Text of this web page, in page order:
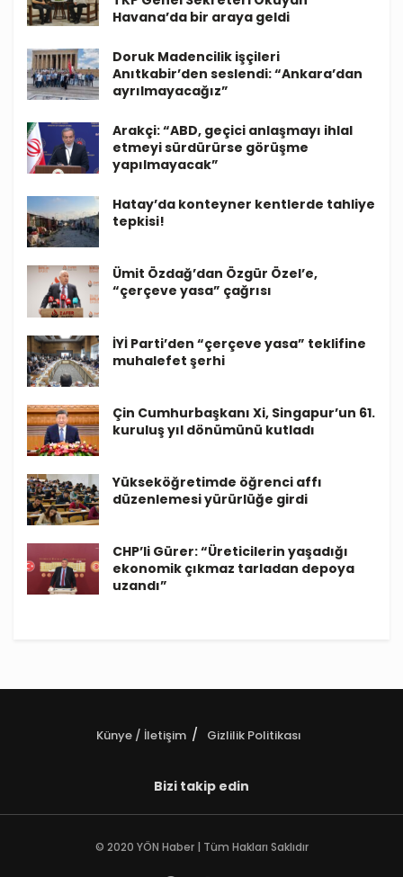
Havana’da bir araya geldi
Doruk Madencilik işçileri
Anıtkabir’den seslendi: “Ankara’dan
ayrılmayacağız”
Arakçi: “ABD, geçici anlaşmayı ihlal
etmeyi sürdürürse görüşme
yapılmayacak”
Hatay’da konteyner kentlerde tahliye
tepkisi!
Ümit Özdağ’dan Özgür Özel’e,
“çerçeve yasa” çağrısı
İYİ Parti’den “çerçeve yasa” teklifine
muhalefet şerhi
Çin Cumhurbaşkanı Xi, Singapur’un 61.
kuruluş yıl dönümünü kutladı
Yükseköğretimde öğrenci affı
düzenlemesi yürürlüğe girdi
CHP’li Gürer: “Üreticilerin yaşadığı
ekonomik çıkmaz tarladan depoya
uzandı”
Künye / İletişim Gizlilik Politikası
Bizi takip edin
© 2020 YÖN Haber | Tüm Hakları Saklıdır